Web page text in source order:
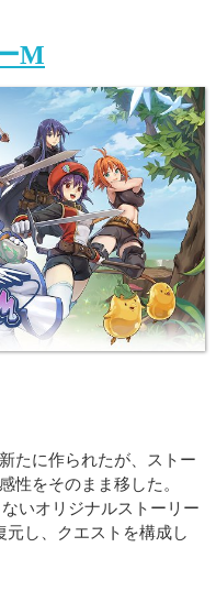
M
たに作られたが、ストー
性をそのまま移した。
いオリジナルストーリー
元し、クエストを構成し